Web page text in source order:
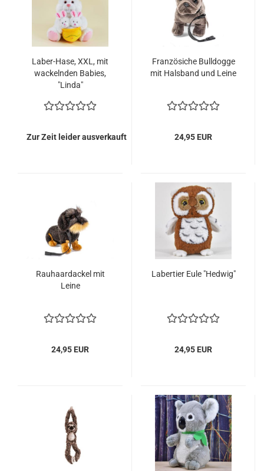
Laber-Hase, XXL, mit
wackelnden Babies,
"Linda"
Zur Zeit leider ausverkauft
Französiche Bulldogge
mit Halsband und Leine
24,95 EUR
Rauhaardackel mit
Leine
24,95 EUR
Labertier Eule "Hedwig"
24,95 EUR